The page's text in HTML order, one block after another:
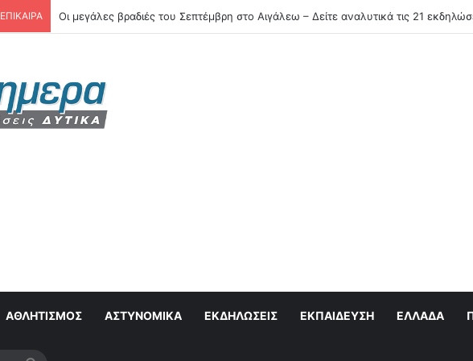
ΕΠΙΚΑΙΡΑ Αιγάλεω: Ξεκινάει πρόγραμμα στειρώσεων και περίθαλψης αδέσποτων γατών
ΑΘΛΗΤΙΣΜΌΣ ΑΣΤΥΝΟΜΙΚΆ ΕΚΔΗΛΏΣΕΙΣ ΕΚΠΑΊΔΕΥΣΗ ΕΛΛΆΔΑ